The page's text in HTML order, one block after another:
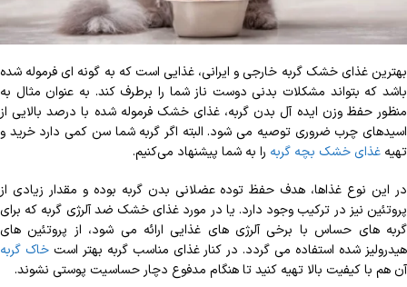
بهترین غذای خشک گربه خارجی و ایرانی، غذایی است که به گونه ای فرموله شده
باشد که بتواند مشکلات بدنی دوست ناز شما را برطرف کند. به عنوان مثال به
منظور حفظ وزن ایده آل بدن گربه، غذای خشک فرموله شده با درصد بالایی از
اسیدهای چرب ضروری توصیه می شود. البته اگر گربه شما سن کمی دارد خرید و
تهیه غذای خشک بچه گربه را به شما پیشنهاد می‌کنیم.
در این نوع غذاها، هدف حفظ توده عضلانی بدن گربه بوده و مقدار زیادی از
پروتئین نیز در ترکیب وجود دارد. یا در مورد غذای خشک ضد آلرژی گربه که برای
گربه های حساس با برخی آلرژی های غذایی ارائه می شود، از پروتئین های
هیدرولیز شده استفاده می گردد. در کنار غذای مناسب گربه بهتر استخاک گربه
آن هم با کیفیت بالا تهیه کنید تا هنگام مدفوع دچار حساسیت پوستی نشوند.